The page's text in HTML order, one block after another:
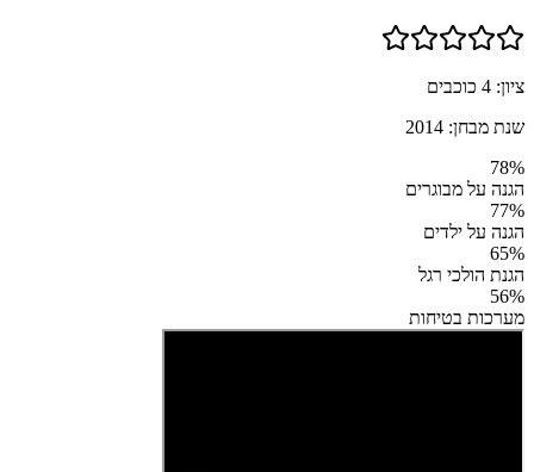
ציון: 4 כוכבים
שנת מבחן: 2014
78%
הגנה על מבוגרים
77%
הגנה על ילדים
65%
הגנת הולכי רגל
56%
מערכות בטיחות